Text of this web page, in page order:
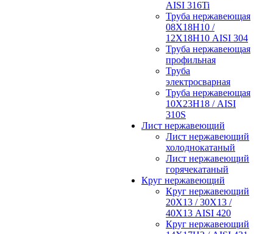
AISI 316Ti
Труба нержавеющая
08Х18Н10 /
12Х18Н10 AISI 304
Труба нержавеющая
профильная
Труба
электросварная
Труба нержавеющая
10Х23Н18 / AISI
310S
Лист нержавеющий
Лист нержавеющий
холоднокатаный
Лист нержавеющий
горячекатаный
Круг нержавеющий
Круг нержавеющий
20Х13 / 30Х13 /
40Х13 AISI 420
Круг нержавеющий